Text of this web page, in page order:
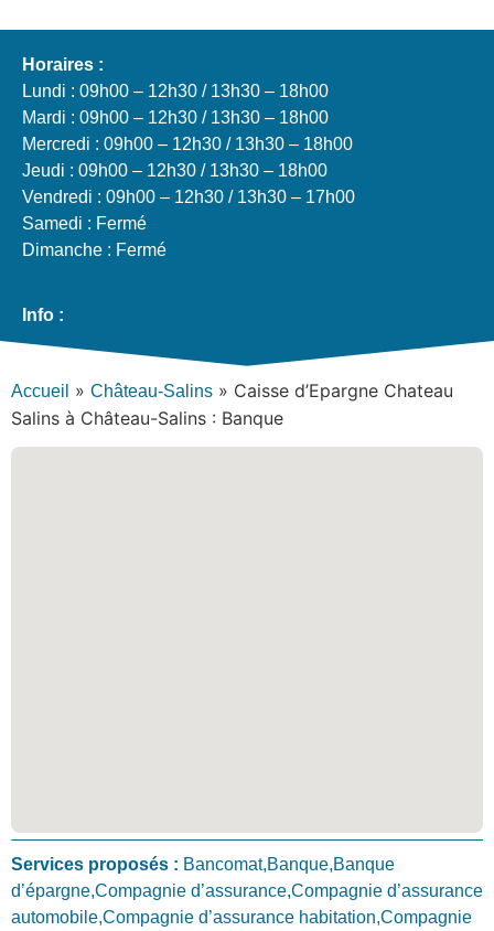
Horaires :
Lundi : 09h00 – 12h30 / 13h30 – 18h00
Mardi : 09h00 – 12h30 / 13h30 – 18h00
Mercredi : 09h00 – 12h30 / 13h30 – 18h00
Jeudi : 09h00 – 12h30 / 13h30 – 18h00
Vendredi : 09h00 – 12h30 / 13h30 – 17h00
Samedi : Fermé
Dimanche : Fermé
Info :
Accueil » Château-Salins » Caisse d’Epargne Chateau
Salins à Château-Salins : Banque
Services proposés : Bancomat,Banque,Banque
d’épargne,Compagnie d’assurance,Compagnie d’assurance
automobile,Compagnie d’assurance habitation,Compagnie